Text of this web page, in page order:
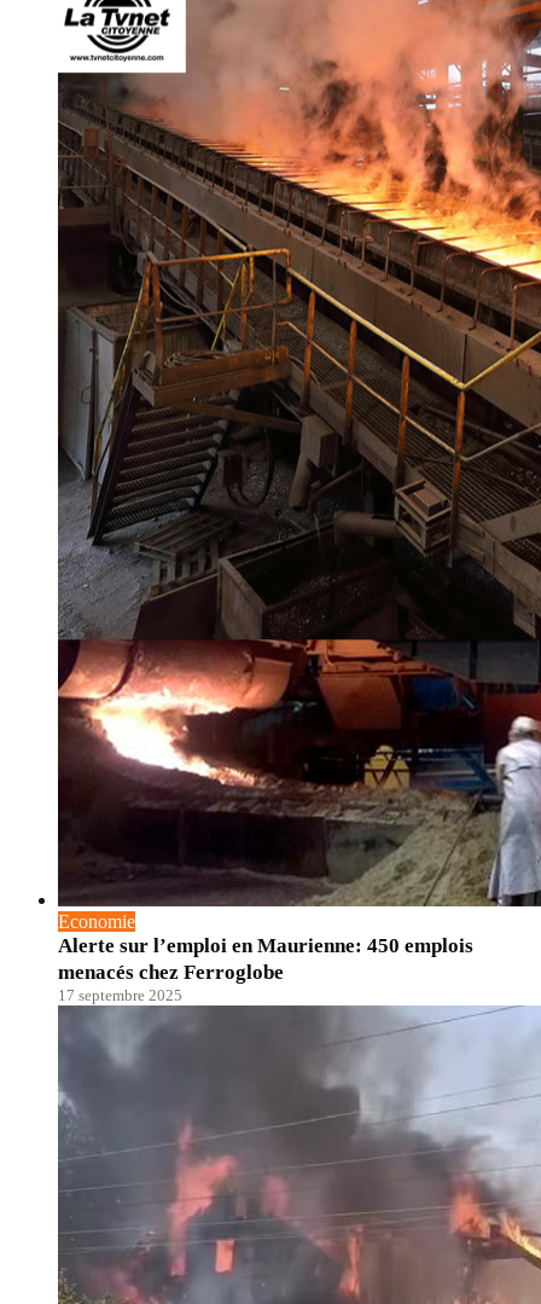
Economie
Alerte sur l’emploi en Maurienne: 450 emplois
menacés chez Ferroglobe
17 septembre 2025